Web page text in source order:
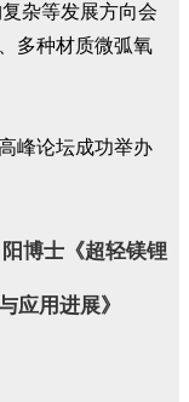
杂等发展方向会
多种材质微弧氧
博士《超轻镁锂
应用进展》